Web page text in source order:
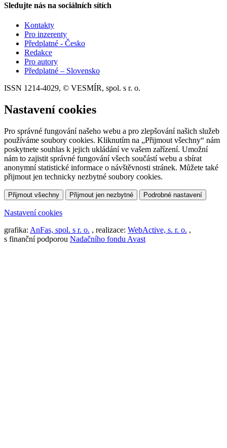
Sledujte nás na sociálních sítích
Kontakty
Pro inzerenty
Předplatné - Česko
Redakce
Pro autory
Předplatné – Slovensko
ISSN 1214-4029, © VESMÍR, spol. s r. o.
Nastavení cookies
Pro správné fungování našeho webu a pro zlepšování našich služeb
používáme soubory cookies. Kliknutím na „Přijmout všechny“ nám
poskytnete souhlas k jejich ukládání ve vašem zařízení. Umožní
nám to zajistit správné fungování všech součástí webu a sbírat
anonymní statistické informace o návštěvnosti stránek. Můžete také
přijmout jen technicky nezbytné soubory cookies.
Přijmout všechny Přijmout jen nezbytné Podrobné nastavení
Nastavení cookies
grafika: AnFas, spol. s r. o. , realizace: WebActive, s. r. o. ,
s finanční podporou Nadačního fondu Avast